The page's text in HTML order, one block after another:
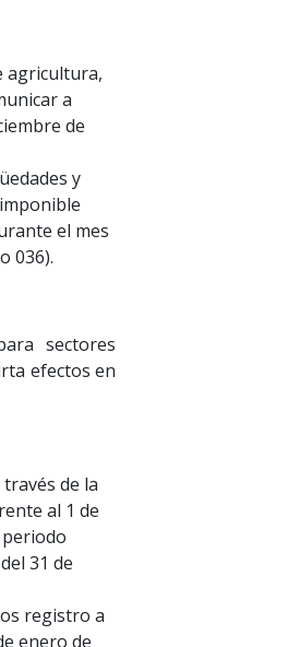
agricultura,
a
de
y
el mes
036).
sectores
efectos en
de la
al 1 de
31 de
registro a
enero de